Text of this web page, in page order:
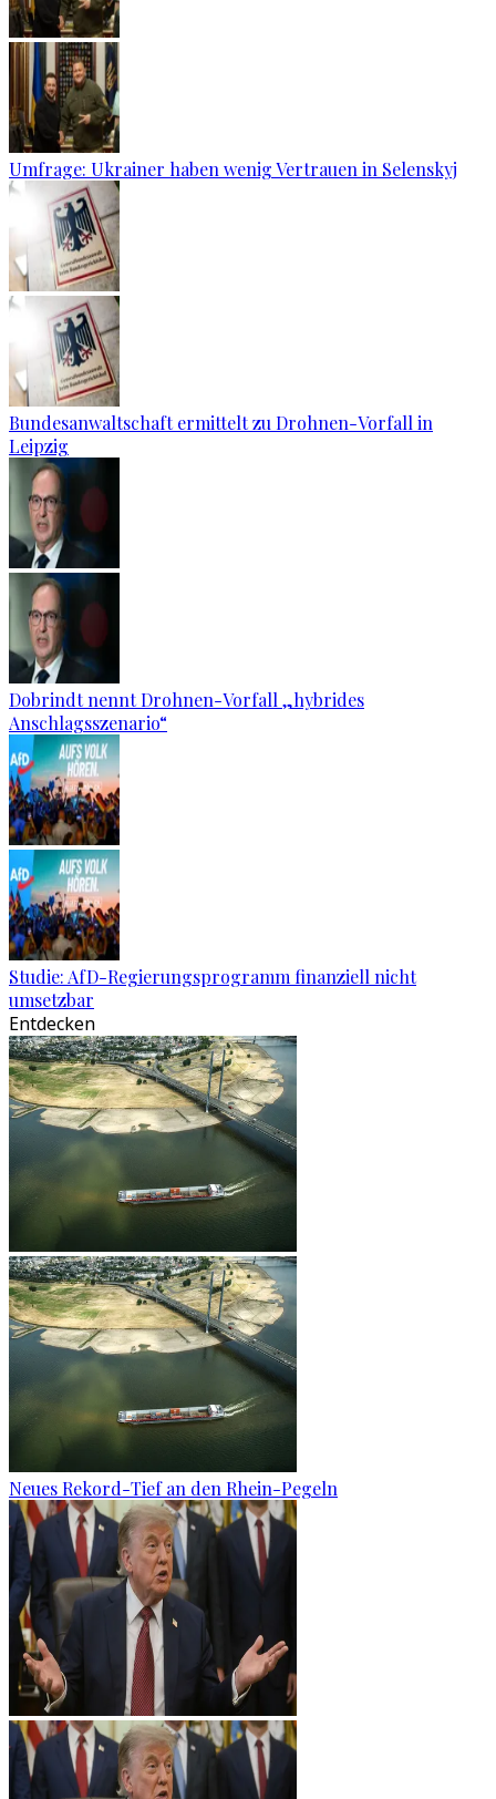
Umfrage: Ukrainer haben wenig Vertrauen in Selenskyj
Bundesanwaltschaft ermittelt zu Drohnen-Vorfall in
Leipzig
Dobrindt nennt Drohnen-Vorfall „hybrides
Anschlagsszenario“
Studie: AfD-Regierungsprogramm finanziell nicht
umsetzbar
Entdecken
Neues Rekord-Tief an den Rhein-Pegeln